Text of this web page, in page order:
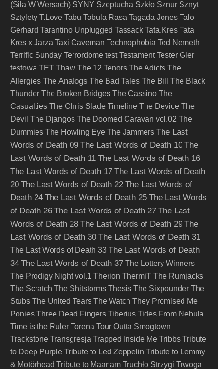
(Siła W Wersach) SYNY Szeptucha Szkło Sznur Sznyt
Sztylety T.Love Tabu Tabula Rasa Tagada Jones Talo
Gerhard Tarantino Unplugged Tassack Tata.Kres Tata
Kres x Jarza Taxi Caveman Technophobia Ted Nemeth
Terrific Sunday Terrordome test Testament Tester Gier
testowa TET Thaw The 12 Tenors The Adicts The
Allergies The Analogs The Bad Tales The Bill
The Black
Thunder The Broken Bridges The Cassino The
Casualties The Chris Slade Timeline The Device The
Devil The Djangos The Doomed Caravan vol.02 The
Dummies The Howling Eye The Jammers The Last
Words of Death 09 The Last Words of Death 10 The
Last Words of Death 11 The Last Words of Death 16
The Last Words of Death 17 The Last Words of Death
20 The Last Words of Death 22 The Last Words of
Death 24 The Last Words of Death 25 The Last Words
of Death 26 The Last Words of Death 27 The Last
Words of Death 28 The Last Words of Death 29 The
Last Words of Death 30 The Last Words of Death 31
The Last Words of Death 33 The Last Words of Death
34 The Last Words of Death 37 The Lottery Winners
The Prodigy Night vol.1 Therion ThermiT The Rumjacks
The Scratch The Shitstorms Thesis The Sixpounder The
Stubs The United Tears The Watch They Promised Me
Ponies Three Dead Fingers Tiberius Tides From Nebula
Time is the Ruler Torena Tour Outta Smogtown
Trackstone Transgresja Trapped Inside Me Tribbs Tribute
to Deep Purple Tribute to Led Zeppelin Tribute to Lemmy
& Motörhead Tribute to Maanam Truchło Strzygi Trwoga